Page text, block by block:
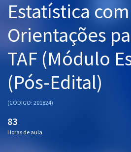
Questões grátis
Conteúdo gratuito
Blog
Aprovados
Atendimento
Estatística com
Orientações
TAF (Módulo
(Pós-Edital)
(CÓDIGO: 201824)
83
Horas de aula